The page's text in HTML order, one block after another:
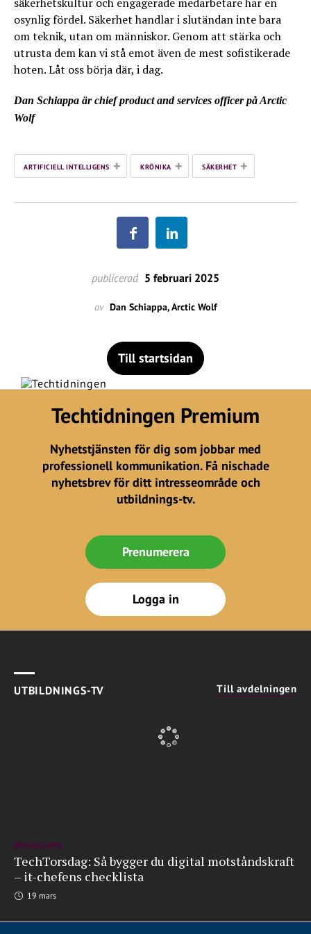
osynlig fördel. Säkerhet handlar i slutändan inte bara
om teknik, utan om människor. Genom att stärka och
utrusta dem kan vi stå emot även de mest sofistikerade
hoten. Låt oss börja där, i dag.
Dan Schiappa är chief product and services officer på Arctic
Wolf
ARTIFICIELL INTELLIGENS + KRÖNIKA + SÄKERHET +
publicerad 5 februari 2025
av Dan Schiappa, Arctic Wolf
Till startsidan
Techtidningen Premium
Nyhetstjänsten för dig som jobbar med
professionell kommunikation. Få nischade
nyhetsbrev för ditt intresseområde och
utbildnings-tv.
Prenumerera
Logga in
UTBILDNINGS-TV Till avdelningen
BRANSCHEN
TechTorsdag: Så bygger du digital motståndskraft
– it-chefens checklista
19 mars